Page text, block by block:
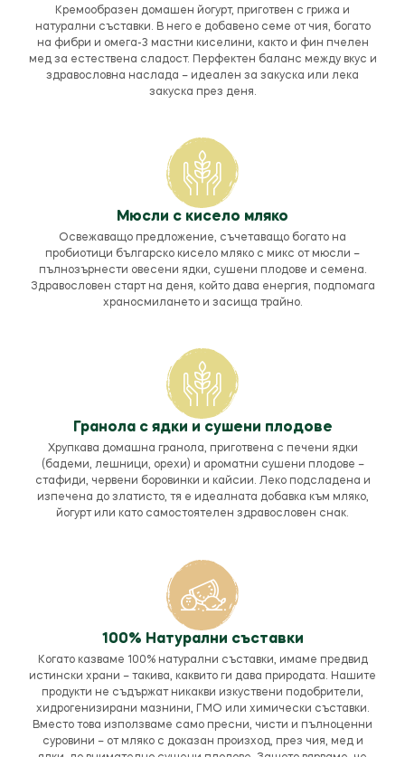
Кремообразен домашен йогурт, приготвен с грижа и
натурални съставки. В него е добавено семе от чия, богато
на фибри и омега-3 мастни киселини, както и фин пчелен
мед за естествена сладост. Перфектен баланс между вкус и
здравословна наслада – идеален за закуска или лека
закуска през деня.
Мюсли с кисело мляко
Освежаващо предложение, съчетаващо богато на
пробиотици българско кисело мляко с микс от мюсли –
пълнозърнести овесени ядки, сушени плодове и семена.
Здравословен старт на деня, който дава енергия, подпомага
храносмилането и засища трайно.
Гранола с ядки и сушени плодове
Хрупкава домашна гранола, приготвена с печени ядки
(бадеми, лешници, орехи) и ароматни сушени плодове –
стафиди, червени боровинки и кайсии. Леко подсладена и
изпечена до златисто, тя е идеалната добавка към мляко,
йогурт или като самостоятелен здравословен снак.
100% Натурални съставки
Когато казваме 100% натурални съставки, имаме предвид
истински храни – такива, каквито ги дава природата. Нашите
продукти не съдържат никакви изкуствени подобрители,
хидрогенизирани мазнини, ГМО или химически съставки.
Вместо това използваме само пресни, чисти и пълноценни
суровини – от мляко с доказан произход, през чия, мед и